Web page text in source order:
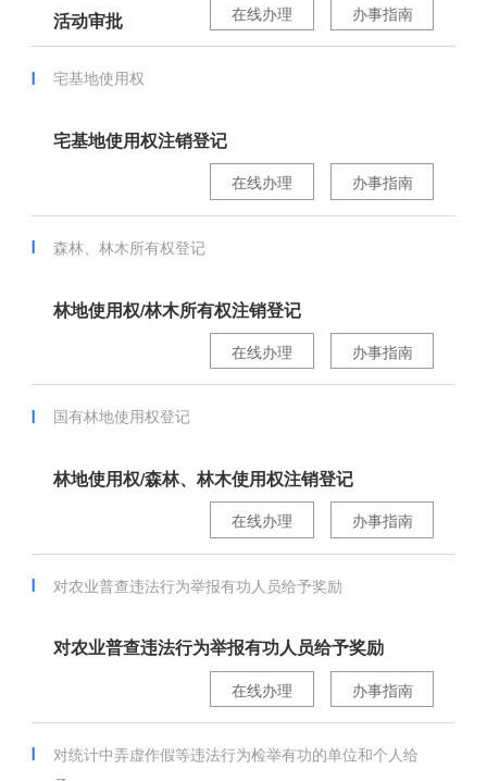
活动审批 办事指南
在线办理
宅基地使用权
宅基地使用权注销登记
办事指南
在线办理
森林、林木所有权登记
林地使用权/林木所有权注销登记
办事指南
在线办理
国有林地使用权登记
林地使用权/森林、林木使用权注销登记
办事指南
在线办理
对农业普查违法行为举报有功人员给予奖励
对农业普查违法行为举报有功人员给予奖励
办事指南
在线办理
对统计中弄虚作假等违法行为检举有功的单位和个人给